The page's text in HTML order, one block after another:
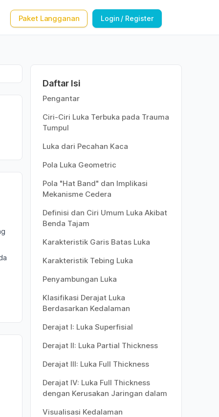
Paket Langganan Login / Register
Daftar Isi
Pengantar
Ciri-Ciri Luka Terbuka pada Trauma
Tumpul
Luka dari Pecahan Kaca
Pola Luka Geometric
Pola "Hat Band" dan Implikasi
Mekanisme Cedera
Definisi dan Ciri Umum Luka Akibat
Benda Tajam
Karakteristik Garis Batas Luka
Karakteristik Tebing Luka
Penyambungan Luka
Klasifikasi Derajat Luka
Berdasarkan Kedalaman
Derajat I: Luka Superfisial
Derajat II: Luka Partial Thickness
Derajat III: Luka Full Thickness
Derajat IV: Luka Full Thickness
dengan Kerusakan Jaringan dalam
Visualisasi Kedalaman